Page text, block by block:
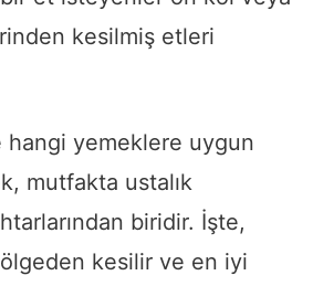
kesilmiş etleri
hangi yemeklere uygun
mutfakta ustalık
biridir. İşte,
kesilir ve en iyi